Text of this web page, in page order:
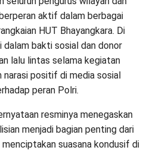
aktif dalam berbagai
HUT Bhayangkara. Di
dalam bakti sosial dan donor
lalu lintas selama kegiatan
narasi positif di media sosial
peran Polri.
resminya menegaskan
menjadi bagian penting dari
suasana kondusif di